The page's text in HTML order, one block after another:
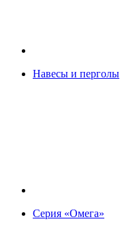
Навесы и перголы
Серия «Омега»